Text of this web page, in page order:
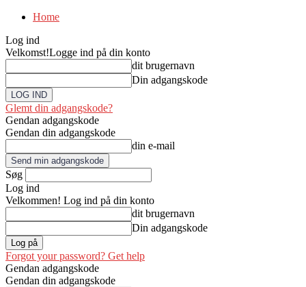
Home
Log ind
Velkomst!Logge ind på din konto
dit brugernavn
Din adgangskode
Glemt din adgangskode?
Gendan adgangskode
Gendan din adgangskode
din e-mail
Søg
Log ind
Velkommen! Log ind på din konto
dit brugernavn
Din adgangskode
Forgot your password? Get help
Gendan adgangskode
Gendan din adgangskode